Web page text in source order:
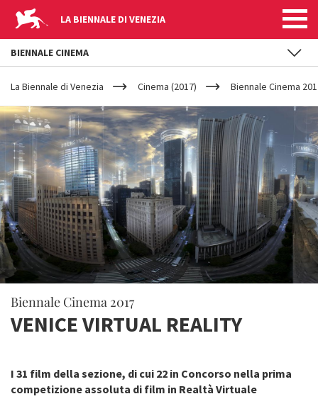
LA BIENNALE DI VENEZIA
YOUR
ARE
HERE
La Biennale di Venezia Cinema (2017) Biennale Cinema
Biennale Cinema 2017
VENICE VIRTUAL REALITY
I 31 film della sezione, di cui 22 in Concorso nella prima
competizione assoluta di film in Realtà Virtuale
BIENNALE CINEMA